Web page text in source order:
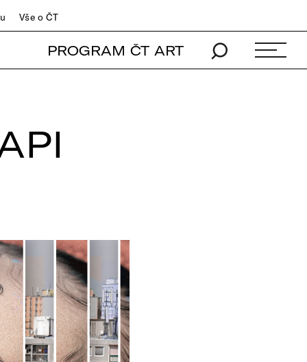
Vše o ČT
PROGRAM ČT ART